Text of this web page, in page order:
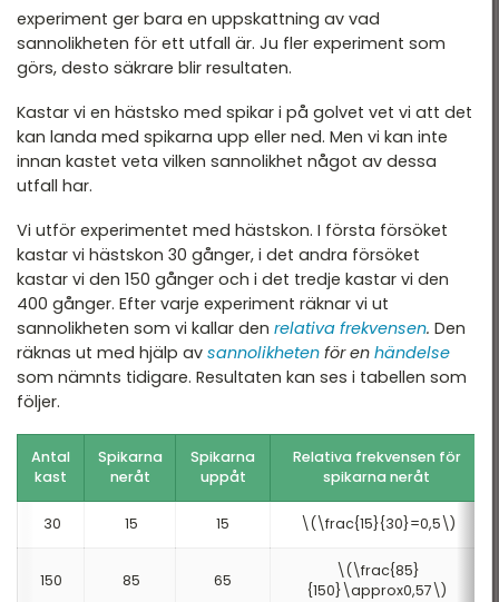
experiment ger bara en uppskattning av vad
sannolikheten för ett utfall är. Ju fler experiment som
görs, desto säkrare blir resultaten.
Kastar vi en hästsko med spikar i på golvet vet vi att det
kan landa med spikarna upp eller ned. Men vi kan inte
innan kastet veta vilken sannolikhet något av dessa
utfall har.
Vi utför experimentet med hästskon. I första försöket
kastar vi hästskon 30 gånger, i det andra försöket
kastar vi den 150 gånger och i det tredje kastar vi den
400 gånger. Efter varje experiment räknar vi ut
sannolikheten som vi kallar den relativa frekvensen. Den
räknas ut med hjälp av sannolikheten för en händelse
som nämnts tidigare. Resultaten kan ses i tabellen som
följer.
Antal
kast
Spikarna
neråt
Spikarna
uppåt
Relativa frekvensen för
spikarna neråt
30 15 15 \(\frac{15}{30}=0,5\)
150 85 65
\(\frac{85}
{150}\approx0,57\)